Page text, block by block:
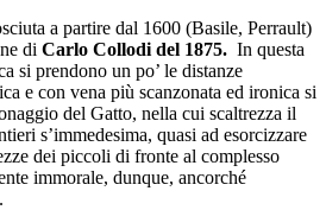
a partire dal 1600 (Basile, Perrault)
di Carlo Collodi del 1875. In questa
si prendono un po’ le distanze
e con vena più scanzonata ed ironica si
del Gatto, nella cui scaltrezza il
s’immedesima, quasi ad esorcizzare
dei piccoli di fronte al complesso
immorale, dunque, ancorché